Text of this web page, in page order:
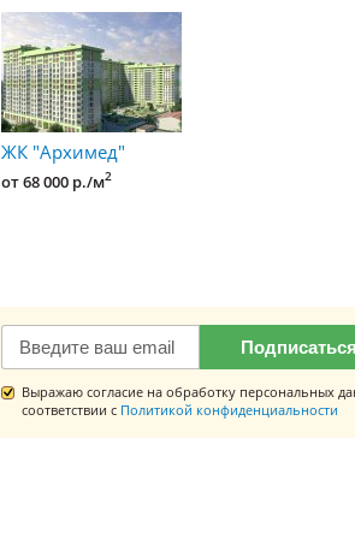
ЖК "Архимед"
от 68 000 р./м2
Подписаться
Выражаю согласие на обработку персональных
соответствии с Политикой конфиденциальности